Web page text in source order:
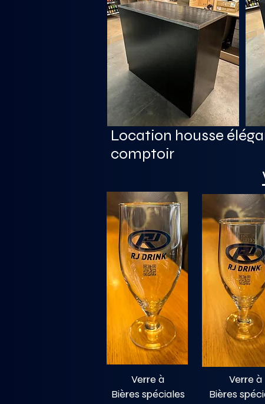
Location housse
comptoir
Verre à
Bières spéciales
Verre à
Bières